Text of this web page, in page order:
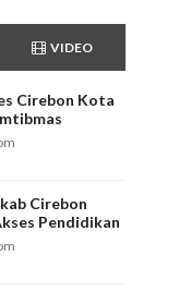
VIDEO
Cirebon Kota
Cirebon
Pendidikan